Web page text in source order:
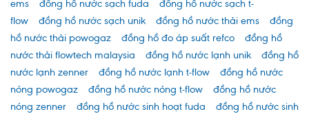
ems
đồng hồ nước sạch fuda
đồng hồ nước sạch t-
flow
đồng hồ nước sạch unik đồng hồ nước thải ems
đồng
hồ nước thải powogaz
đồng hồ đo áp suất refco
đồng hồ
nước thải flowtech malaysia
đồng hồ nước lạnh unik
đồng hồ
nước lạnh zenner
đồng hồ nước lạnh t-flow
đồng hồ nước
nóng powogaz
đồng hồ nước nóng t-flow
đồng hồ nước
nóng zenner
đồng hồ nước sinh hoạt fuda
đồng hồ nước sinh